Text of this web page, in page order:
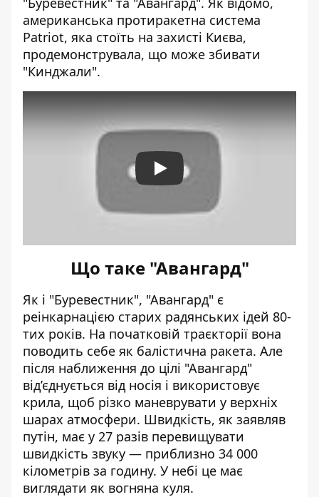
американська протиракетна система
Patriot, яка стоїть на захисті Києва,
продемонструвала, що може збивати
"Кинджали".
Play
Що таке "Авангард"
Як і "Буревестник", "Авангард" є
реінкарнацією старих радянських ідей 80-
тих років. На початковій траєкторії вона
поводить себе як балістична ракета. Але
після наближення до цілі "Авангард"
від’єднується від носія і використовує
крила, щоб різко маневрувати у верхніх
шарах атмосфери. Швидкість, як заявляв
путін, має у 27 разів перевищувати
швидкість звуку — приблизно 34 000
кілометрів за годину. У небі це має
виглядати як вогняна куля.